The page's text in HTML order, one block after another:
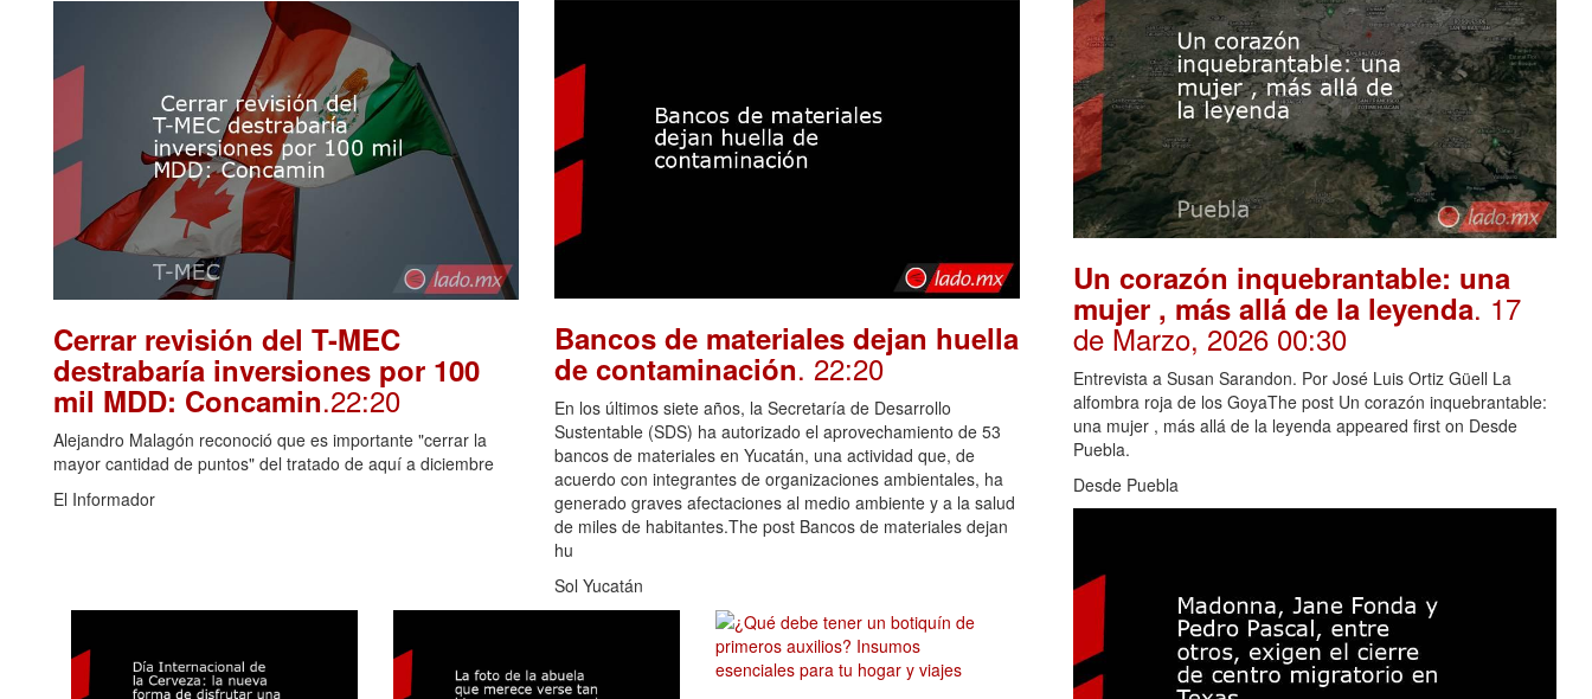
Cerrar revisión del T-MEC
destrabaría inversiones por 100
mil MDD: Concamin.22:20
Alejandro Malagón reconoció que es importante "cerrar la
mayor cantidad de puntos" del tratado de aquí a diciembre
El Informador
Bancos de materiales dejan huella
de contaminación. 22:20
En los últimos siete años, la Secretaría de Desarrollo
Sustentable (SDS) ha autorizado el aprovechamiento de 53
bancos de materiales en Yucatán, una actividad que, de
acuerdo con integrantes de organizaciones ambientales, ha
generado graves afectaciones al medio ambiente y a la salud
de miles de habitantes.The post Bancos de materiales dejan
hu
Sol Yucatán
Un corazón inquebrantable: una
mujer , más allá de la leyenda. 17
de Marzo, 2026 00:30
Entrevista a Susan Sarandon. Por José Luis Ortiz Güell La
alfombra roja de los GoyaThe post Un corazón inquebrantable:
una mujer , más allá de la leyenda appeared first on Desde
Puebla.
Desde Puebla